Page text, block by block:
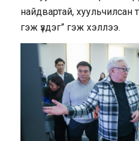
найдвартай, хуульчилсан
гэж үздэг” гэж хэллээ.